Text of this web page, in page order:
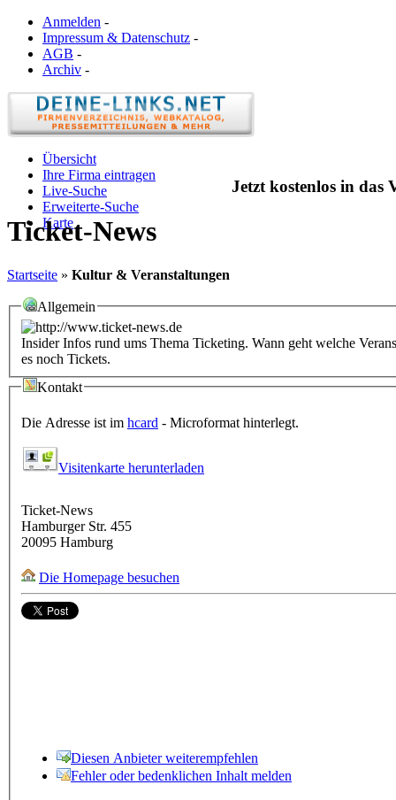
Anmelden -
Impressum & Datenschutz -
AGB -
Archiv -
Übersicht
Ihre Firma eintragen
Live-Suche
Erweiterte-Suche
Karte
Jetzt kostenlos in das
Ticket-News
Startseite » Kultur & Veranstaltungen
Allgemein
Insider Infos rund ums Thema Ticketing. Wann geht welche
es noch Tickets.
Kontakt
Die Adresse ist im hcard - Microformat hinterlegt.
Visitenkarte herunterladen
Ticket-News
Hamburger Str. 455
20095 Hamburg
Die Homepage besuchen
Diesen Anbieter weiterempfehlen
Fehler oder bedenklichen Inhalt melden